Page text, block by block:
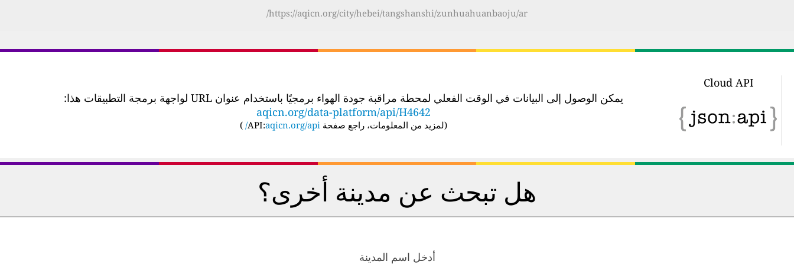
https://aqicn.org/city/hebei/tangshanshi/zunhuahuanbaoju/ar/
Cloud API
يمكن الوصول إلى البيانات في الوقت الفعلي لمحطة مراقبة جودة الهواء برمجيًا باستخدام عنوان URL لواجهة برمجة التطبيقات هذا:
aqicn.org/data-platform/api/H4642
(لمزيد من المعلومات، راجع صفحة API: aqicn.org/api/
)
هل تبحث عن مدينة أخرى؟
أدخل اسم المدينة